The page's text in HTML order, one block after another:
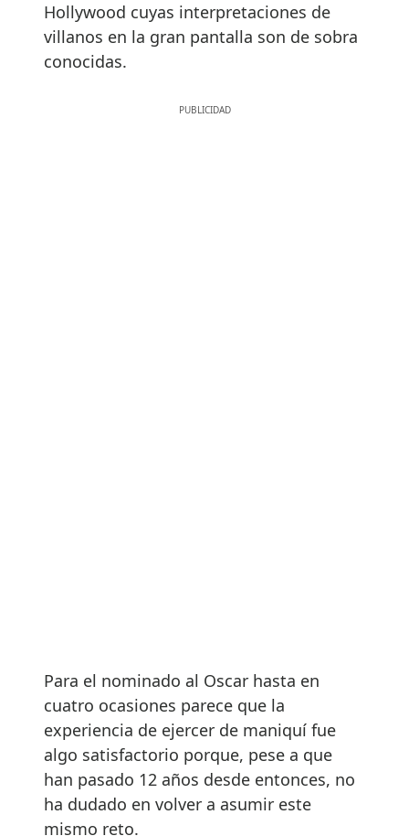
Hollywood cuyas interpretaciones de
villanos en la gran pantalla son de sobra
conocidas.
Para el nominado al Oscar hasta en
cuatro ocasiones parece que la
experiencia de ejercer de maniquí fue
algo satisfactorio porque, pese a que
han pasado 12 años desde entonces, no
ha dudado en volver a asumir este
mismo reto.